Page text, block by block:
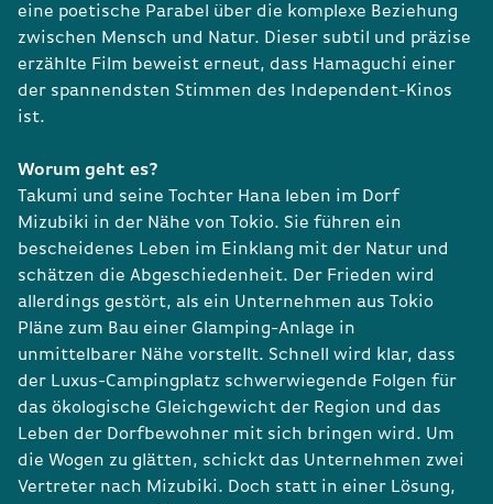
eine poetische Parabel über die komplexe Beziehung
zwischen Mensch und Natur. Dieser subtil und präzise
erzählte Film beweist erneut, dass Hamaguchi einer
der spannendsten Stimmen des Independent-Kinos
ist.
Worum geht es?
Takumi und seine Tochter Hana leben im Dorf
Mizubiki in der Nähe von Tokio. Sie führen ein
bescheidenes Leben im Einklang mit der Natur und
schätzen die Abgeschiedenheit. Der Frieden wird
allerdings gestört, als ein Unternehmen aus Tokio
Pläne zum Bau einer Glamping-Anlage in
unmittelbarer Nähe vorstellt. Schnell wird klar, dass
der Luxus-Campingplatz schwerwiegende Folgen für
das ökologische Gleichgewicht der Region und das
Leben der Dorfbewohner mit sich bringen wird. Um
die Wogen zu glätten, schickt das Unternehmen zwei
Vertreter nach Mizubiki. Doch statt in einer Lösung,